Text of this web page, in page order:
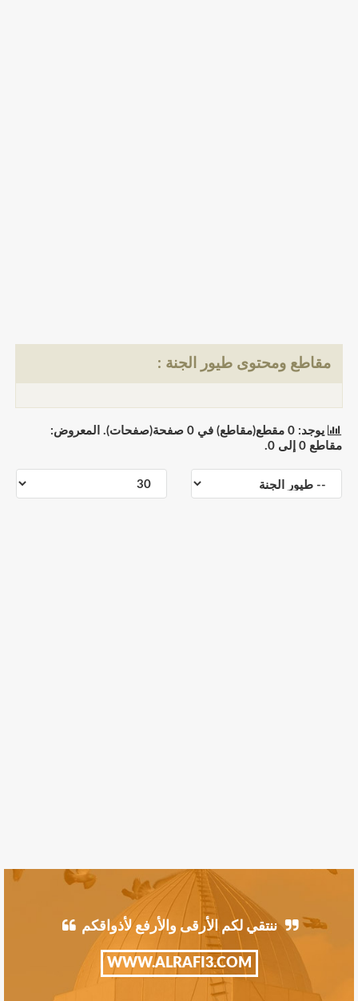
مقاطع ومحتوى طيور الجنة :
يوجد: 0 مقطع(مقاطع) في 0 صفحة(صفحات). المعروض:
مقاطع 0 إلى 0.
ننتقي لكم الأرقى والأرفع لأذواقكم
WWW.ALRAFI3.COM